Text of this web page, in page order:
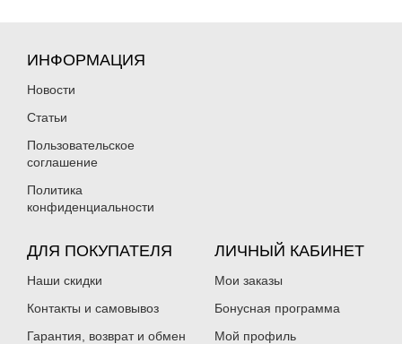
ИНФОРМАЦИЯ
Новости
Статьи
Пользовательское
соглашение
Политика
конфиденциальности
ДЛЯ ПОКУПАТЕЛЯ
Наши скидки
Контакты и самовывоз
Гарантия, возврат и обмен
ЛИЧНЫЙ КАБИНЕТ
Мои заказы
Бонусная программа
Мой профиль